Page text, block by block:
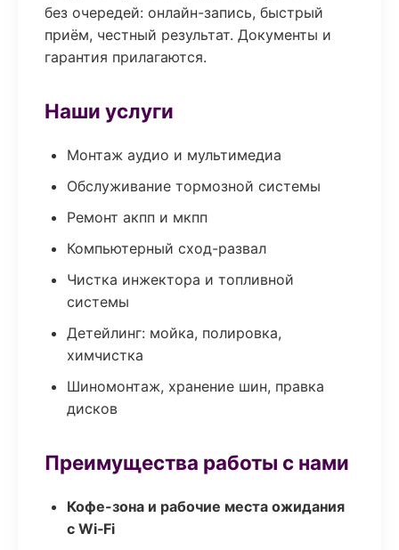
без очередей: онлайн-запись, быстрый
приём, честный результат. Документы и
гарантия прилагаются.
Наши услуги
Монтаж аудио и мультимедиа
Обслуживание тормозной системы
Ремонт акпп и мкпп
Компьютерный сход-развал
Чистка инжектора и топливной
системы
Детейлинг: мойка, полировка,
химчистка
Шиномонтаж, хранение шин, правка
дисков
Преимущества работы с нами
Кофе-зона и рабочие места ожидания
с Wi‑Fi